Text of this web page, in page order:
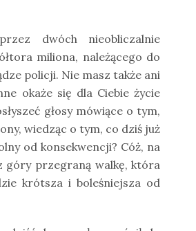
dwóch nieobliczalnie
miliona, należącego do
policji. Nie masz także ani
okaże się dla Ciebie życie
głosy mówiące o tym,
wiedząc o tym, co dziś już
od konsekwencji? Cóż, na
góry przegraną walkę, która
krótsza i boleśniejsza od